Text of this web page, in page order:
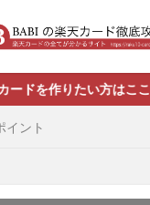
を作りたい方はここから
イント